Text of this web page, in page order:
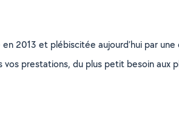
2013 et plébiscitée aujourd’hui par
prestations, du plus petit besoin aux